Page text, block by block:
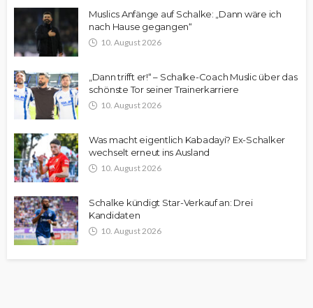
Muslics Anfänge auf Schalke: „Dann wäre ich
nach Hause gegangen“
10. August 2026
„Dann trifft er!“ – Schalke-Coach Muslic über das
schönste Tor seiner Trainerkarriere
10. August 2026
Was macht eigentlich Kabadayi? Ex-Schalker
wechselt erneut ins Ausland
10. August 2026
Schalke kündigt Star-Verkauf an: Drei
Kandidaten
10. August 2026